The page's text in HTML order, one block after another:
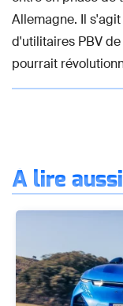
Allemagne. Il
d'utilitaires PBV
pourrait
À lire aussi